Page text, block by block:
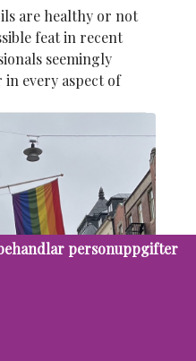
are healthy or not
feat in recent
seemingly
every aspect of
personuppgifter